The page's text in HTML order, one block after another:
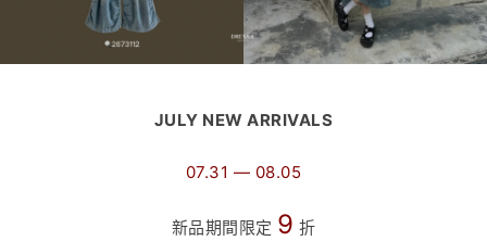
JULY NEW ARRIVALS
07.31 — 08.05
新品期間限定 9 折